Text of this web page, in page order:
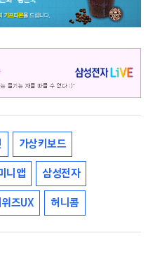
가상키보드
니앱 삼성전자
즈UX 허니콤